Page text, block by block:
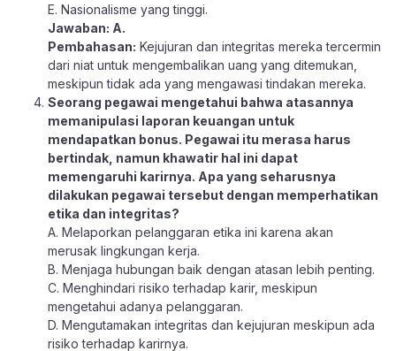
E. Nasionalisme yang tinggi.
Jawaban: A.
Pembahasan: Kejujuran dan integritas mereka tercermin
dari niat untuk mengembalikan uang yang ditemukan,
meskipun tidak ada yang mengawasi tindakan mereka.
Seorang pegawai mengetahui bahwa atasannya
memanipulasi laporan keuangan untuk
mendapatkan bonus. Pegawai itu merasa harus
bertindak, namun khawatir hal ini dapat
memengaruhi karirnya. Apa yang seharusnya
dilakukan pegawai tersebut dengan memperhatikan
etika dan integritas?
A. Melaporkan pelanggaran etika ini karena akan
merusak lingkungan kerja.
B. Menjaga hubungan baik dengan atasan lebih penting.
C. Menghindari risiko terhadap karir, meskipun
mengetahui adanya pelanggaran.
D. Mengutamakan integritas dan kejujuran meskipun ada
risiko terhadap karirnya.